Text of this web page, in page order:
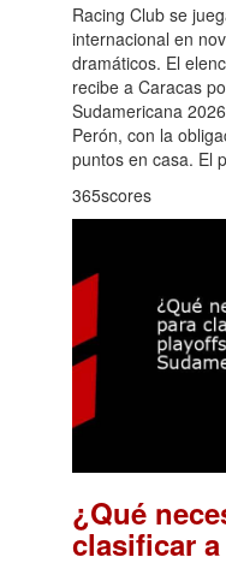
Racing Club se
internacional en
dramáticos. El
recibe a Caracas
Sudamericana
Perón, con la
puntos en casa. El
365scores
¿Qué
clasificar